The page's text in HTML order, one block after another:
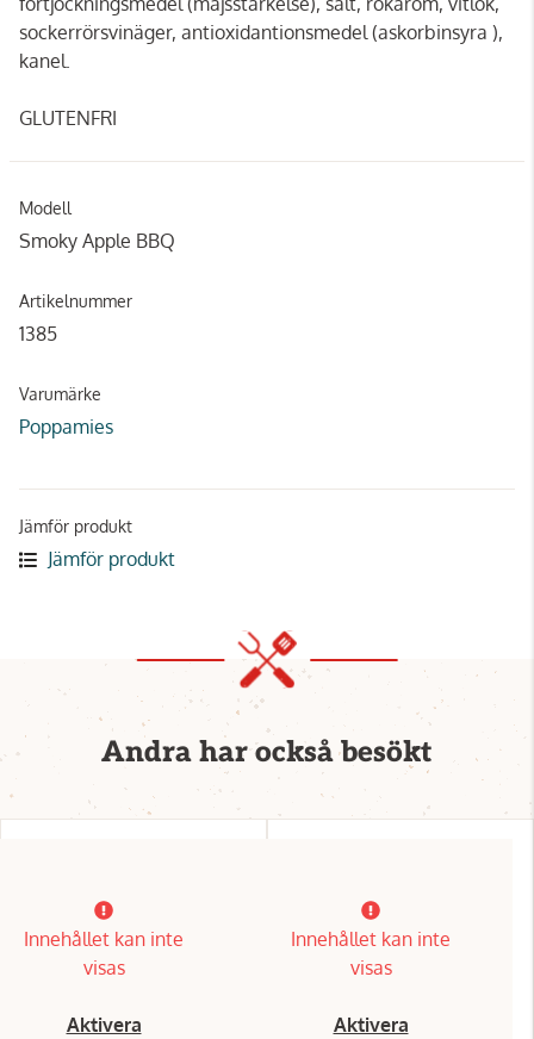
sockerrörsvinäger, antioxidantionsmedel (askorbinsyra ),
kanel.
GLUTENFRI
Modell
Smoky Apple BBQ
Artikelnummer
1385
Varumärke
Poppamies
Jämför produkt
Jämför produkt
Andra har också besökt
Innehållet kan inte
visas
Aktivera
Innehållet kan inte
visas
Aktivera